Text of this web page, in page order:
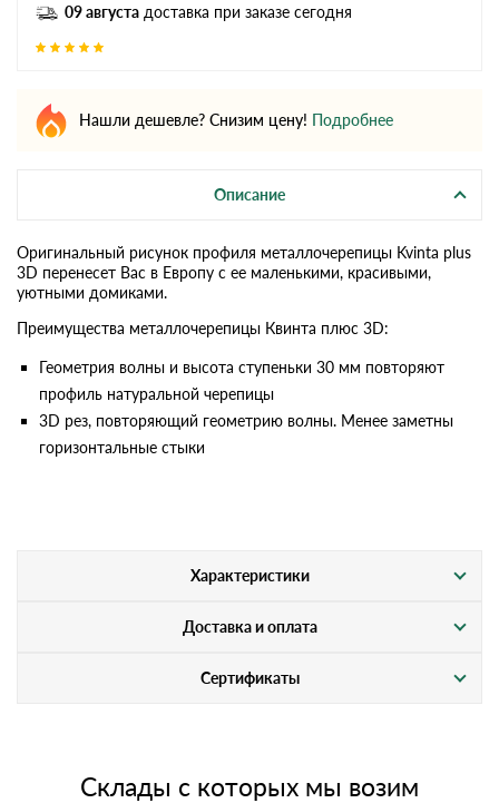
09 августа доставка при заказе сегодня
Нашли дешевле? Снизим цену! Подробнее
Описание
Оригинальный рисунок профиля металлочерепицы Kvinta plus
3D перенесет Вас в Европу с ее маленькими, красивыми,
уютными домиками.
Преимущества металлочерепицы Квинта плюс 3D:
Геометрия волны и высота ступеньки 30 мм повторяют
профиль натуральной черепицы
3D рез, повторяющий геометрию волны. Менее заметны
горизонтальные стыки
Характеристики
Доставка и оплата
Сертификаты
Склады с которых мы возим